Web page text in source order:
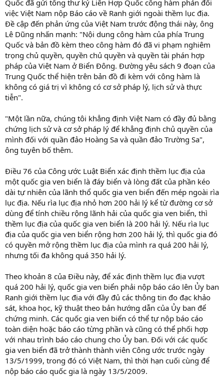
Quốc đã gửi tổng thư ký Liên Hợp Quốc công hàm phản đối
việc Việt Nam nộp Báo cáo về Ranh giới ngoài thềm lục địa.
Đề cập đến phản ứng của Việt Nam trước động thái này, ông
Lê Dũng nhấn mạnh: "Nội dung công hàm của phía Trung
Quốc và bản đồ kèm theo công hàm đó đã vi phạm nghiêm
trọng chủ quyền, quyền chủ quyền và quyền tài phán hợp
pháp của Việt Nam ở Biển Đông. Đường yêu sách 9 đoạn của
Trung Quốc thể hiện trên bản đồ đi kèm với công hàm là
không có giá trị vì không có cơ sở pháp lý, lịch sử và thực
tiễn".
"Một lần nữa, chúng tôi khẳng định Việt Nam có đầy đủ bằng
chứng lịch sử và cơ sở pháp lý để khẳng định chủ quyền của
mình đối với quần đảo Hoàng Sa và quần đảo Trường Sa",
ông tuyên bố thêm.
Điều 76 của Công ước Luật Biển xác định thềm lục địa của
một quốc gia ven biển là đáy biển và lòng đất của phần kéo
dài tự nhiên của lãnh thổ quốc gia ven biển đến mép ngoài rìa
lục địa. Nếu rìa lục địa nhỏ hơn 200 hải lý kể từ đường cơ sở
dùng để tính chiều rộng lãnh hải của quốc gia ven biển, thì
thềm lục địa của quốc gia ven biển là 200 hải lý. Nếu rìa lục
địa của quốc gia ven biển rộng hơn 200 hải lý, thì quốc gia đó
có quyền mở rộng thềm lục địa của mình ra quá 200 hải lý,
nhưng tối đa không quá 350 hải lý.
Theo khoản 8 của Điều này, để xác định thềm lục địa vượt
quá 200 hải lý, quốc gia ven biển phải nộp báo cáo lên Ủy ban
Ranh giới thềm lục địa với đầy đủ các thông tin đo đạc khảo
sát, khoa học, kỹ thuật theo bản hướng dẫn của Ủy ban để
chứng minh. Các quốc gia ven biển có thể tự nộp báo cáo
toàn diện hoặc báo cáo từng phần và cũng có thể phối hợp
với nhau trình báo cáo chung cho Ủy ban. Đối với các quốc
gia ven biển đã trở thành thành viên Công ước trước ngày
13/5/1999, trong đó có Việt Nam, thì thời hạn cuối cùng để
nộp báo cáo quốc gia là ngày 13/5/2009.